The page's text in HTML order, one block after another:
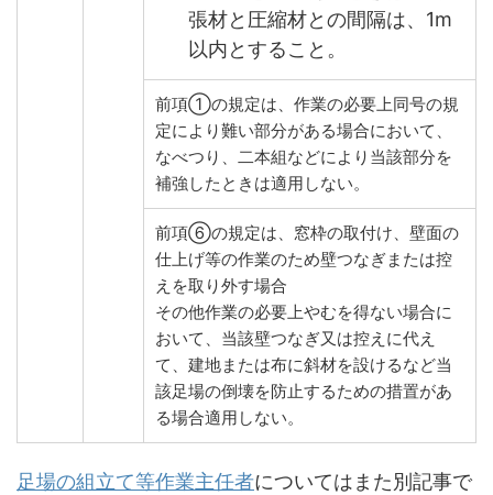
張材と圧縮材との間隔は、1m
以内とすること。
前項①の規定は、作業の必要上同号の規
定により難い部分がある場合において、
なべつり、二本組などにより当該部分を
補強したときは適用しない。
前項⑥の規定は、窓枠の取付け、壁面の
仕上げ等の作業のため壁つなぎまたは控
えを取り外す場合
その他作業の必要上やむを得ない場合に
おいて、当該壁つなぎ又は控えに代え
て、建地または布に斜材を設けるなど当
該足場の倒壊を防止するための措置があ
る場合適用しない。
足場の組立て等作業主任者についてはまた別記事で